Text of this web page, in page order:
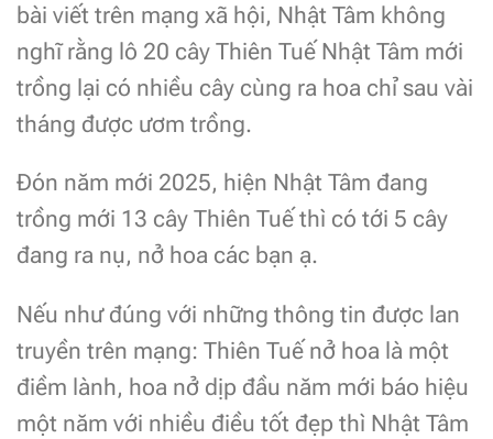
bài viết trên mạng xã hội, Nhật Tâm không
nghĩ rằng lô 20 cây Thiên Tuế Nhật Tâm mới
trồng lại có nhiều cây cùng ra hoa chỉ sau vài
tháng được ươm trồng.
Đón năm mới 2025, hiện Nhật Tâm đang
trồng mới 13 cây Thiên Tuế thì có tới 5 cây
đang ra nụ, nở hoa các bạn ạ.
Nếu như đúng với những thông tin được lan
truyền trên mạng: Thiên Tuế nở hoa là một
điềm lành, hoa nở dịp đầu năm mới báo hiệu
một năm với nhiều điều tốt đẹp thì Nhật Tâm